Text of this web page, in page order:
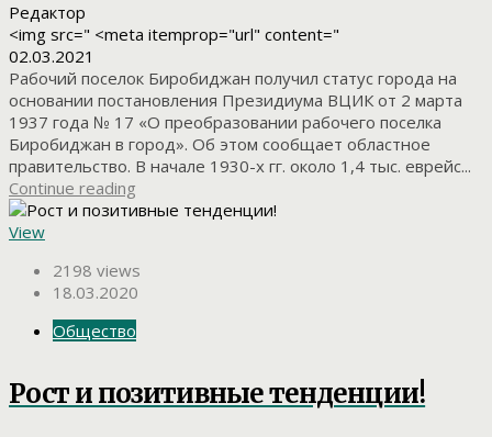
Редактор
<img src=" <meta itemprop="url" content="
02.03.2021
Рабочий поселок Биробиджан получил статус города на
основании постановления Президиума ВЦИК от 2 марта
1937 года № 17 «О преобразовании рабочего поселка
Биробиджан в город». Об этом сообщает областное
правительство. В начале 1930-х гг. около 1,4 тыс. еврейс...
Continue reading
View
2198 views
18.03.2020
Общество
Рост и позитивные тенденции!